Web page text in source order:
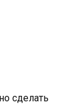
сделать